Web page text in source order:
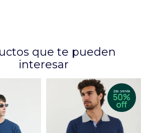
que te pueden
interesar